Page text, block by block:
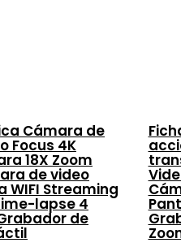
Cámara de
Focus 4K
18X Zoom
de video
WIFI Streaming
lapse 4
de